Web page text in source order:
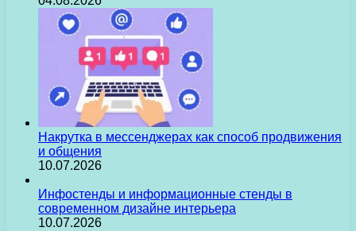
Накрутка в мессенджерах как способ продвижения
и общения
10.07.2026
Инфостенды и информационные стенды в
современном дизайне интерьера
10.07.2026